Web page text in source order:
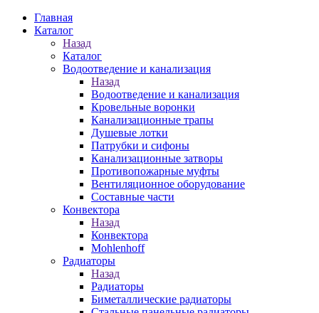
Главная
Каталог
Назад
Каталог
Водоотведение и канализация
Назад
Водоотведение и канализация
Кровельные воронки
Канализационные трапы
Душевые лотки
Патрубки и сифоны
Канализационные затворы
Противопожарные муфты
Вентиляционное оборудование
Составные части
Конвектора
Назад
Конвектора
Mohlenhoff
Радиаторы
Назад
Радиаторы
Биметаллические радиаторы